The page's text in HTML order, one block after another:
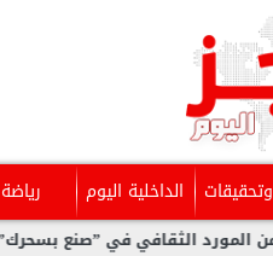
الداخلية اليوم رياضة
في ”صنع بسحرك”